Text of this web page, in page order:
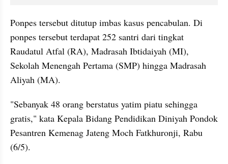
Ponpes tersebut ditutup imbas kasus pencabulan. Di
ponpes tersebut terdapat 252 santri dari tingkat
Raudatul Atfal (RA), Madrasah Ibtidaiyah (MI),
Sekolah Menengah Pertama (SMP) hingga Madrasah
Aliyah (MA).
"Sebanyak 48 orang berstatus yatim piatu sehingga
gratis," kata Kepala Bidang Pendidikan Diniyah Pondok
Pesantren Kemenag Jateng Moch Fatkhuronji, Rabu
(6/5).